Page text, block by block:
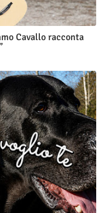
Cavallo racconta